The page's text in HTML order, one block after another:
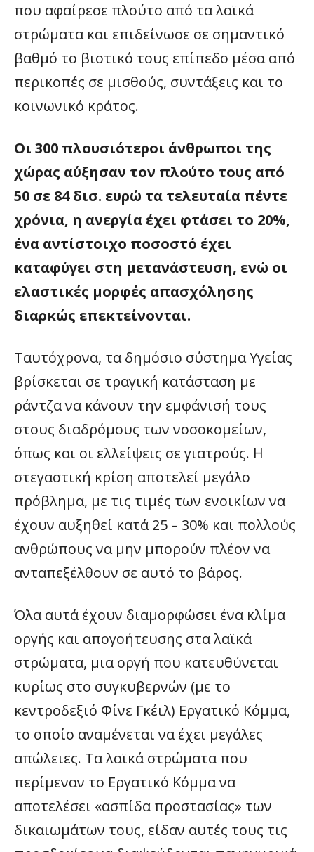
που αφαίρεσε πλούτο από τα λαϊκά
στρώματα και επιδείνωσε σε σημαντικό
βαθμό το βιοτικό τους επίπεδο μέσα από
περικοπές σε μισθούς, συντάξεις και το
κοινωνικό κράτος.
Οι 300 πλουσιότεροι άνθρωποι της
χώρας αύξησαν τον πλούτο τους από
50 σε 84 δισ. ευρώ τα τελευταία πέντε
χρόνια, η ανεργία έχει φτάσει το 20%,
ένα αντίστοιχο ποσοστό έχει
καταφύγει στη μετανάστευση, ενώ οι
ελαστικές μορφές απασχόλησης
διαρκώς επεκτείνονται.
Ταυτόχρονα, τα δημόσιο σύστημα Υγείας
βρίσκεται σε τραγική κατάσταση με
ράντζα να κάνουν την εμφάνισή τους
στους διαδρόμους των νοσοκομείων,
όπως και οι ελλείψεις σε γιατρούς. Η
στεγαστική κρίση αποτελεί μεγάλο
πρόβλημα, με τις τιμές των ενοικίων να
έχουν αυξηθεί κατά 25 – 30% και πολλούς
ανθρώπους να μην μπορούν πλέον να
ανταπεξέλθουν σε αυτό το βάρος.
Όλα αυτά έχουν διαμορφώσει ένα κλίμα
οργής και απογοήτευσης στα λαϊκά
στρώματα, μια οργή που κατευθύνεται
κυρίως στο συγκυβερνών (με το
κεντροδεξιό Φίνε Γκέιλ) Εργατικό Κόμμα,
το οποίο αναμένεται να έχει μεγάλες
απώλειες. Τα λαϊκά στρώματα που
περίμεναν το Εργατικό Κόμμα να
αποτελέσει «ασπίδα προστασίας» των
δικαιωμάτων τους, είδαν αυτές τους τις